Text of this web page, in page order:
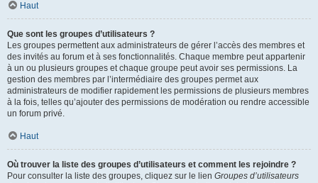
Haut
Que sont les groupes d’utilisateurs ?
Les groupes permettent aux administrateurs de gérer l’accès des membres et
des invités au forum et à ses fonctionnalités. Chaque membre peut appartenir
à un ou plusieurs groupes et chaque groupe peut avoir ses permissions. La
gestion des membres par l’intermédiaire des groupes permet aux
administrateurs de modifier rapidement les permissions de plusieurs membres
à la fois, telles qu’ajouter des permissions de modération ou rendre accessible
un forum privé.
Haut
Où trouver la liste des groupes d’utilisateurs et comment les rejoindre ?
Pour consulter la liste des groupes, cliquez sur le lien Groupes d’utilisateurs